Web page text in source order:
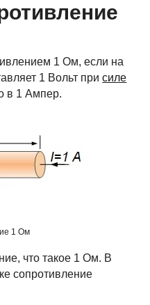
1 Ом, если на
1 Вольт присиле
в 1 Ампер.
1 Ом
что такое 1 Ом. В
сопротивление